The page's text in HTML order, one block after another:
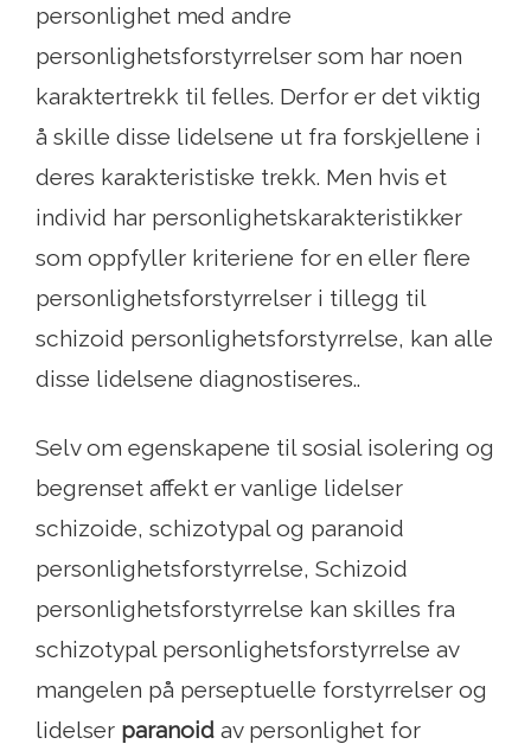
personlighet med andre
personlighetsforstyrrelser som har noen
karaktertrekk til felles. Derfor er det viktig
å skille disse lidelsene ut fra forskjellene i
deres karakteristiske trekk. Men hvis et
individ har personlighetskarakteristikker
som oppfyller kriteriene for en eller flere
personlighetsforstyrrelser i tillegg til
schizoid personlighetsforstyrrelse, kan alle
disse lidelsene diagnostiseres..
Selv om egenskapene til sosial isolering og
begrenset affekt er vanlige lidelser
schizoide, schizotypal og paranoid
personlighetsforstyrrelse, Schizoid
personlighetsforstyrrelse kan skilles fra
schizotypal personlighetsforstyrrelse av
mangelen på perseptuelle forstyrrelser og
lidelser paranoid av personlighet for